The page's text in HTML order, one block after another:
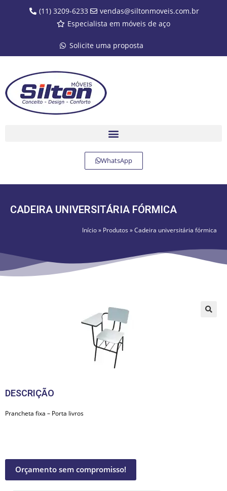
(11) 3209-6233
vendas@siltonmoveis.com.br
Especialista em móveis de aço
Solicite uma proposta
WhatsApp
CADEIRA UNIVERSITÁRIA FÓRMICA
Início» Produtos »Cadeira universitária fórmica
DESCRIÇÃO
Prancheta fixa – Porta livros
Orçamento sem compromisso!